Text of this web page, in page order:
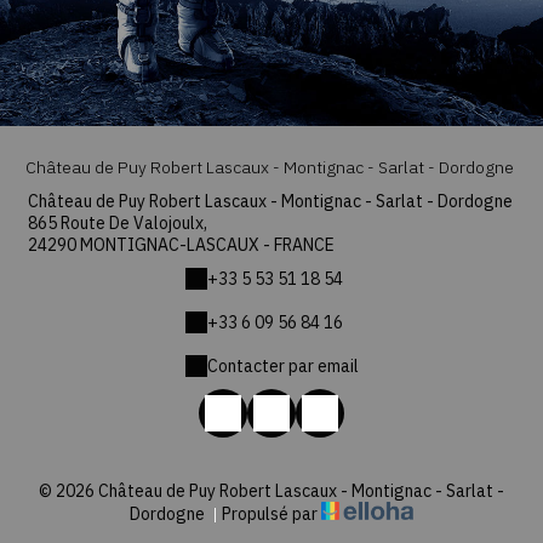
Château de Puy Robert Lascaux - Montignac - Sarlat - Dordogne
Château de Puy Robert Lascaux - Montignac - Sarlat - Dordogne
865 Route De Valojoulx,
24290 MONTIGNAC-LASCAUX - FRANCE
+33 5 53 51 18 54
+33 6 09 56 84 16
Contacter par email
© 2026 Château de Puy Robert Lascaux - Montignac - Sarlat -
Dordogne | Propulsé par